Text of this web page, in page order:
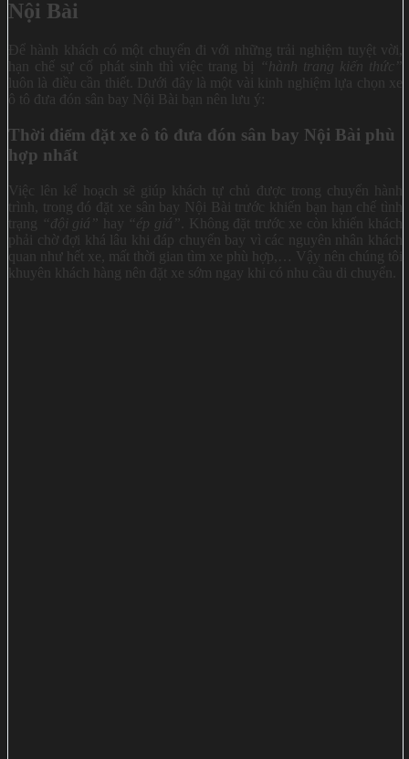
Nội Bài
Để hành khách có một chuyến đi với những trải nghiệm tuyệt vời,
hạn chế sự cố phát sinh thì việc trang bị
“hành trang kiến thức”
luôn là điều cần thiết. Dưới đây là một vài kinh nghiệm lựa chọn xe
ô tô đưa đón sân bay Nội Bài bạn nên lưu ý:
Thời điểm đặt xe ô tô đưa đón sân bay Nội Bài phù
hợp nhất
Việc lên kế hoạch sẽ giúp khách tự chủ được trong chuyến hành
trình, trong đó đặt xe sân bay Nội Bài trước khiến bạn hạn chế tình
trạng “đội giá” hay “ép giá” . Không đặt trước xe còn khiến khách
phải chờ đợi khá lâu khi đáp chuyến bay vì các nguyên nhân khách
quan như hết xe, mất thời gian tìm xe phù hợp,… Vậy nên chúng tôi
khuyên khách hàng nên đặt xe sớm ngay khi có nhu cầu di chuyển.